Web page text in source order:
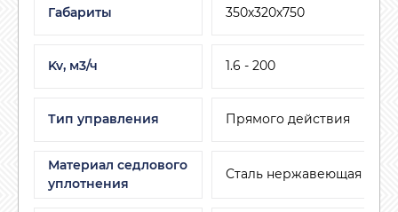
Габариты 350х320х750
Kv, м3/ч 1.6 - 200
Тип управления Прямого действия
Материал седлового
уплотнения
Сталь нержавеющая